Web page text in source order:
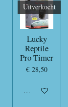
Uitverkocht
Lucky
Reptile
Pro Timer
€ 28,50
Uitverkocht